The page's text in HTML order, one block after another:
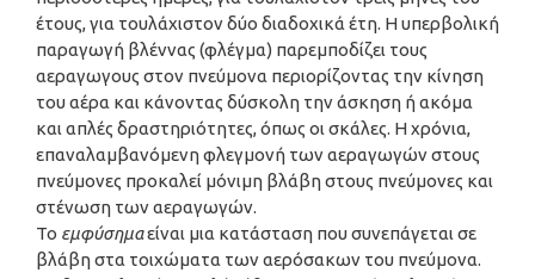
έτους, για τουλάχιστον δύο διαδοχικά έτη. Η υπερβολική
παραγωγή βλέννας (φλέγμα) παρεμποδίζει τους
αεραγωγους στον πνεύμονα περιορίζοντας την κίνηση
του αέρα και κάνοντας δύσκολη την άσκηση ή ακόμα
και απλές δραστηριότητες, όπως οι σκάλες. Η χρόνια,
επαναλαμβανόμενη φλεγμονή των αεραγωγών στους
πνεύμονες προκαλεί μόνιμη βλάβη στους πνεύμονες και
στένωση των αεραγωγών.
Το εμφύσημαείναι μια κατάσταση που συνεπάγεται σε
βλάβη στα τοιχώματα των αερόσακων του πνεύμονα.